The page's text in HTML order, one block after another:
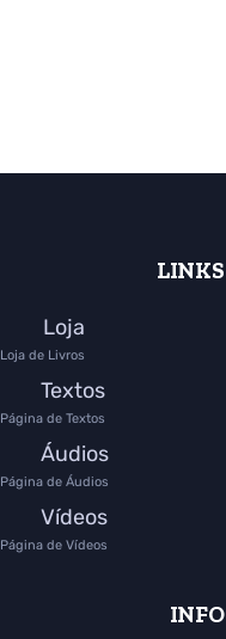
LINKS
Loja
Loja de Livros
Textos
Página de Textos
Áudios
Página de Áudios
Vídeos
Página de Vídeos
INFO